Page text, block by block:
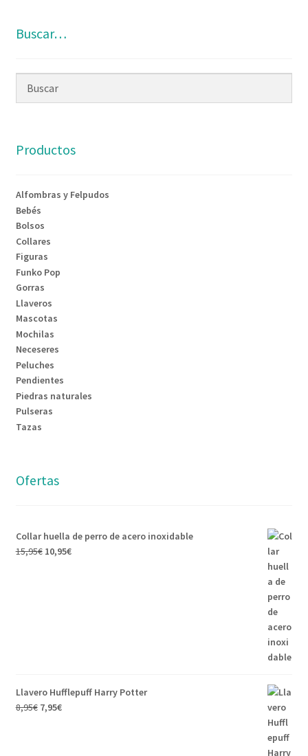
Buscar…
Productos
Alfombras y Felpudos
Bebés
Bolsos
Collares
Figuras
Funko Pop
Gorras
Llaveros
Mascotas
Mochilas
Neceseres
Peluches
Pendientes
Piedras naturales
Pulseras
Tazas
Ofertas
Collar huella de perro de acero inoxidable
15,95€ 10,95€
Llavero Hufflepuff Harry Potter
8,95€ 7,95€